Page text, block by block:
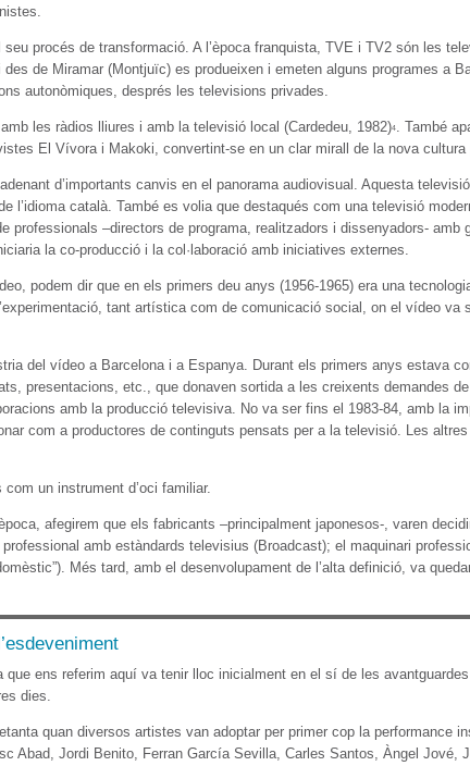
seu procés de transformació. A l’època franquista, TVE i TV2 són les
de Miramar (Montjuïc) es produeixen i emeten alguns programes a
autonòmiques, després les televisions privades.
les ràdios lliures i amb la televisió local (Cardedeu, 1982)4. També
El Vívora i Makoki, convertint-se en un clar mirall de la nova cultura
d’importants canvis en el panorama audiovisual. Aquesta
l’idioma català. També es volia que destaqués com una televisió
professionals –directors de programa, realitzadors i dissenyadors-
la co-producció i la col·laboració amb iniciatives externes.
podem dir que en els primers deu anys (1956-1965) era una
tant artística com de comunicació social, on el vídeo
del vídeo a Barcelona i a Espanya. Durant els primers anys estava
presentacions, etc., que donaven sortida a les creixents demandes
amb la producció televisiva. No va ser fins el 1983-84, amb la
com a productores de continguts pensats per a la televisió. Les
un instrument d’oci familiar.
afegirem que els fabricants –principalment japonesos-, varen
amb estàndards televisius (Broadcast); el maquinari
Més tard, amb el desenvolupament de l’alta definició, va
que ens referim aquí va tenir lloc inicialment en el sí de les
dies.
quan diversos artistes van adoptar per primer cop la performance
Abad, Jordi Benito, Ferran García Sevilla, Carles Santos, Àngel